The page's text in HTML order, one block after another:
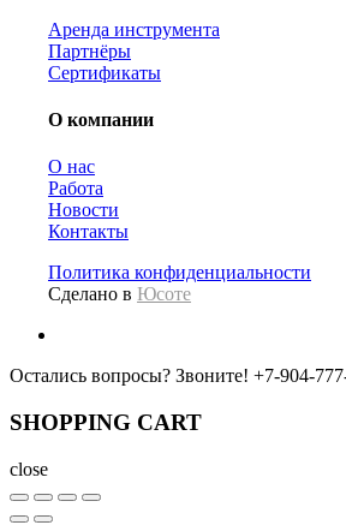
Аренда инструмента
Партнёры
Сертификаты
О компании
О нас
Работа
Новости
Контакты
Политика конфиденциальности
Сделано в Юсоте
Остались вопросы? Звоните! +7-904-
SHOPPING CART
close